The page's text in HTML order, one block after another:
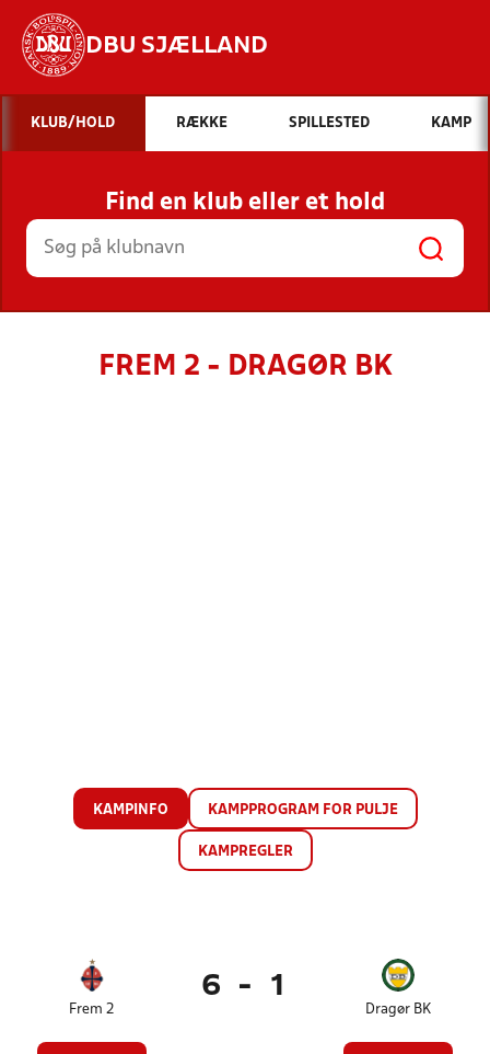
DBU SJÆLLAND
Hvad vil du søge efter?
INDHOLD OG NYHEDER
STILLINGER, RESULTATER, KLUBBER OG
HOLD
KLUB/HOLD RÆKKE SPILLESTED KAMP
Find en klub eller et hold
FREM 2 - DRAGØR BK
KAMPINFO KAMPPROGRAM FOR PULJE
KAMPREGLER
Frem 2
6 - 1
Dragør BK